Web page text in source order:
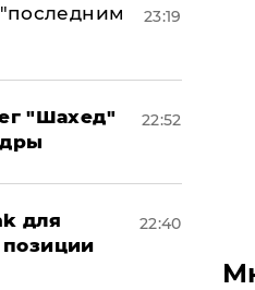
23:19
"Шахед"
22:52
для
22:40